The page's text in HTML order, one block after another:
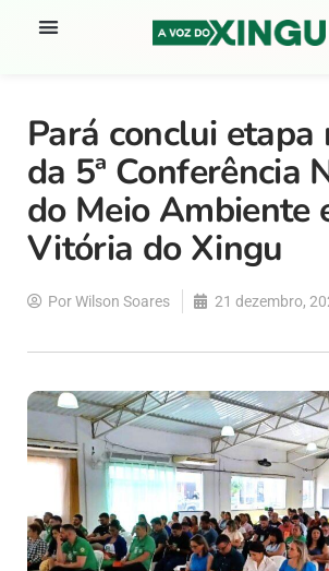
Pará conclui
da 5ª Conferência
do Meio Ambiente
Vitória do Xingu
PorWilson Soares 21 dezembro,